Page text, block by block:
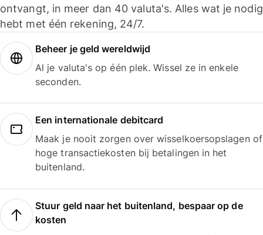
ontvangt, in meer dan 40 valuta's. Alles wat je nodig
hebt met één rekening, 24/7.
Beheer je geld wereldwijd
Al je valuta's op één plek. Wissel ze in enkele
seconden.
Een internationale debitcard
Maak je nooit zorgen over wisselkoersopslagen of
hoge transactiekosten bij betalingen in het
buitenland.
Stuur geld naar het buitenland, bespaar op de
kosten